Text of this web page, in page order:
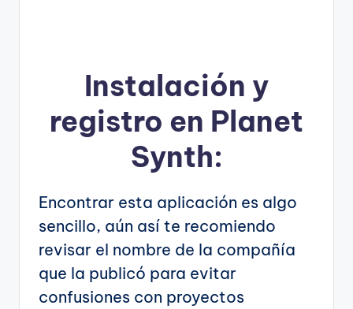
Instalación y
registro en Planet
Synth:
Encontrar esta aplicación es algo
sencillo, aún así te recomiendo
revisar el nombre de la compañía
que la publicó para evitar
confusiones con proyectos